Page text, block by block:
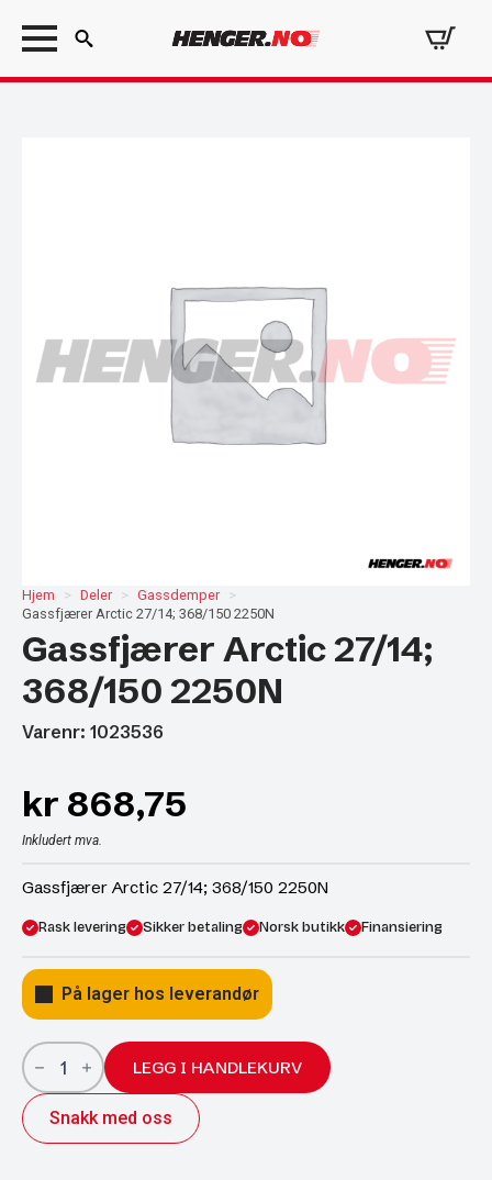
Search
Hjem Deler
Gassdemper
Gassfjærer Arctic 27/14; 368/150 2250N
Gassfjærer Arctic 27/14;
368/150 2250N
Varenr: 1023536
kr 868,75
Inkludert mva.
Gassfjærer Arctic 27/14; 368/150 2250N
Rask levering Sikker betaling Norsk butikk Finansiering
På lager hos leverandør
Gassfjærer
Arctic
27/14;
368/150
2250N
antall
LEGG I HANDLEKURV
Snakk med oss